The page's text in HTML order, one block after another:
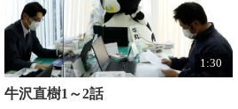
1:30
牛沢直樹1～2話